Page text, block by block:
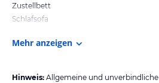
Zustellbett
Schlafsofa
Mehr anzeigen
Hinweis: Allgemeine und unverbindliche